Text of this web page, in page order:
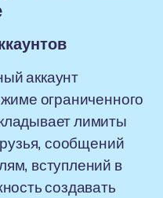
аккаунт
ограниченного
лимиты
сообщений
вступлений в
создавать